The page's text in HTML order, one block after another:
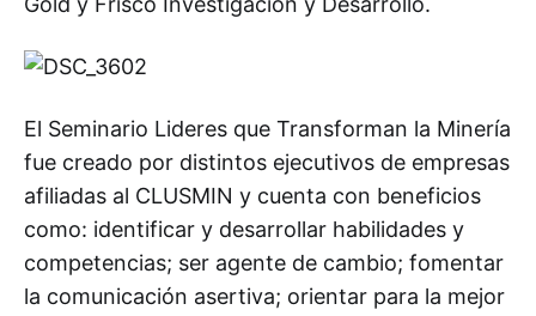
El Seminario Lideres que Transforman la Minería
fue creado por distintos ejecutivos de empresas
afiliadas al CLUSMIN y cuenta con beneficios
como: identificar y desarrollar habilidades y
competencias; ser agente de cambio; fomentar
la comunicación asertiva; orientar para la mejor